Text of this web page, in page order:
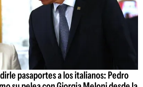
pasaportes a los italianos: Pedro